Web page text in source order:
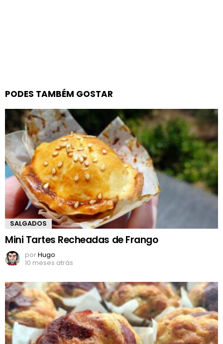
PODES TAMBÉM GOSTAR
SALGADOS
Mini Tartes Recheadas de Frango
porHugo
10 meses atrás